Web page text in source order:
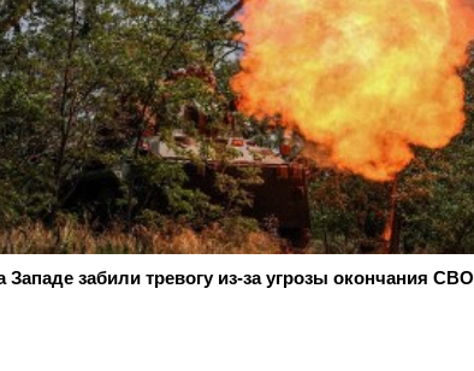
Западе забили тревогу из-за угрозы окончания СВО